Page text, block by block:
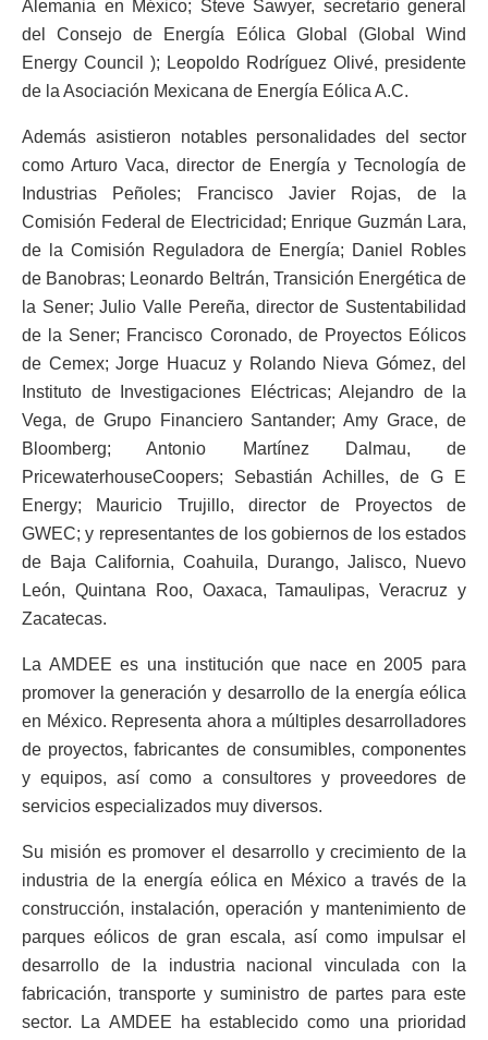
Alemania en México; Steve Sawyer, secretario general
del Consejo de Energía Eólica Global (Global Wind
Energy Council ); Leopoldo Rodríguez Olivé, presidente
de la Asociación Mexicana de Energía Eólica A.C.
Además asistieron notables personalidades del sector
como Arturo Vaca, director de Energía y Tecnología de
Industrias Peñoles; Francisco Javier Rojas, de la
Comisión Federal de Electricidad; Enrique Guzmán Lara,
de la Comisión Reguladora de Energía; Daniel Robles
de Banobras; Leonardo Beltrán, Transición Energética de
la Sener; Julio Valle Pereña, director de Sustentabilidad
de la Sener; Francisco Coronado, de Proyectos Eólicos
de Cemex; Jorge Huacuz y Rolando Nieva Gómez, del
Instituto de Investigaciones Eléctricas; Alejandro de la
Vega, de Grupo Financiero Santander; Amy Grace, de
Bloomberg; Antonio Martínez Dalmau, de
PricewaterhouseCoopers; Sebastián Achilles, de G E
Energy; Mauricio Trujillo, director de Proyectos de
GWEC; y representantes de los gobiernos de los estados
de Baja California, Coahuila, Durango, Jalisco, Nuevo
León, Quintana Roo, Oaxaca, Tamaulipas, Veracruz y
Zacatecas.
La AMDEE es una institución que nace en 2005 para
promover la generación y desarrollo de la energía eólica
en México. Representa ahora a múltiples desarrolladores
de proyectos, fabricantes de consumibles, componentes
y equipos, así como a consultores y proveedores de
servicios especializados muy diversos.
Su misión es promover el desarrollo y crecimiento de la
industria de la energía eólica en México a través de la
construcción, instalación, operación y mantenimiento de
parques eólicos de gran escala, así como impulsar el
desarrollo de la industria nacional vinculada con la
fabricación, transporte y suministro de partes para este
sector. La AMDEE ha establecido como una prioridad